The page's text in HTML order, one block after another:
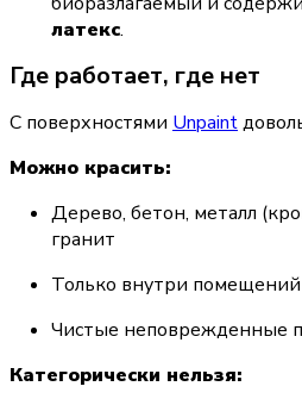
латекс.
Где работает, где нет
С поверхностями Unpaint
Можно красить:
Дерево, бетон, металл
гранит
Только внутри помещений
Чистые неповрежденные
Категорически нельзя: